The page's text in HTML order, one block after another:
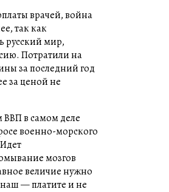
врачей, война
так как
русский мир,
Потратили на
за последний год
за ценой не
ВВП в самом деле
военно-морского
мозгов
величие нужно
— платите и не